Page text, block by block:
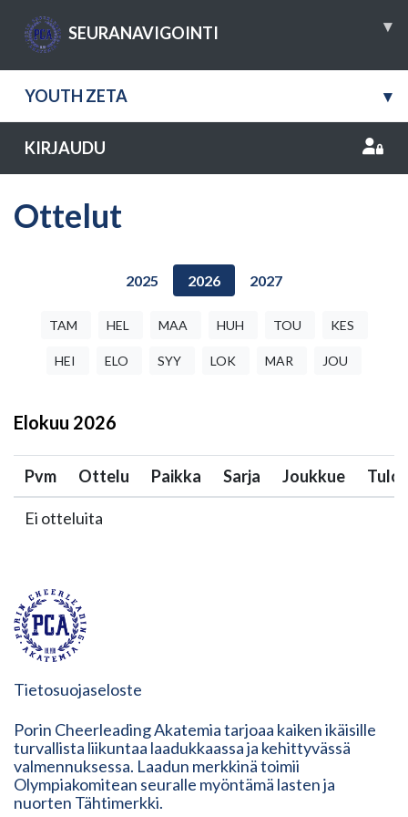
SEURANAVIGOINTI ▾
YOUTH ZETA ▾
KIRJAUDU
Ottelut
2025 2026 2027
TAM HEL MAA HUH TOU KES
HEI ELO SYY LOK MAR JOU
Elokuu 2026
Pvm Ottelu Paikka Sarja Joukkue Tulos
Ei otteluita
Tietosuojaseloste
Porin Cheerleading Akatemia tarjoaa kaiken ikäisille
turvallista liikuntaa laadukkaassa ja kehittyvässä
valmennuksessa. Laadun merkkinä toimii
Olympiakomitean seuralle myöntämä lasten ja
nuorten Tähtimerkki.